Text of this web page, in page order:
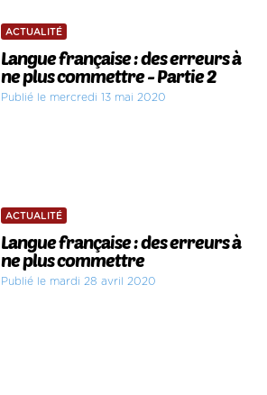
ACTUALITÉ
Langue française : des erreurs à
ne plus commettre - Partie 2
Publié le mercredi 13 mai 2020
ACTUALITÉ
Langue française : des erreurs à
ne plus commettre
Publié le mardi 28 avril 2020